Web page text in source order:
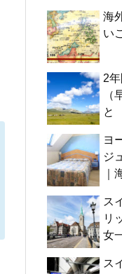
海
い
2
（
と
ヨ
ジ
｜
ス
リ
女
ス